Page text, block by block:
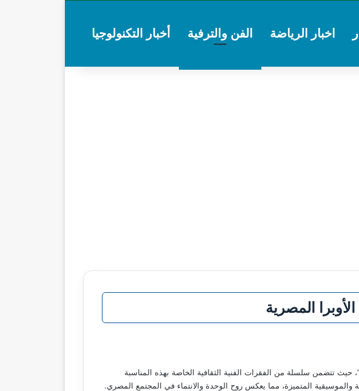
اخبار الرياضة الفن والترفية أخبار التكنولوجيا
الخاصة بذكرى ثورة 30 يونيو تحت عنوان “مصر الحكاية”، حيث تتضمن سلسلة من الفقرات الفنية الثقافية الخاصة بهذه المناسبة
والموسيقية المتميزة، مما يعكس روح الوحدة والانتماء في المجتمع المصري.